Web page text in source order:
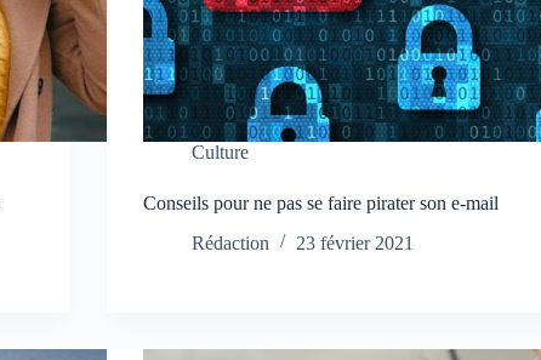
Culture
Conseils pour ne pas se faire pirater son e-mail
Rédaction
23 février 2021